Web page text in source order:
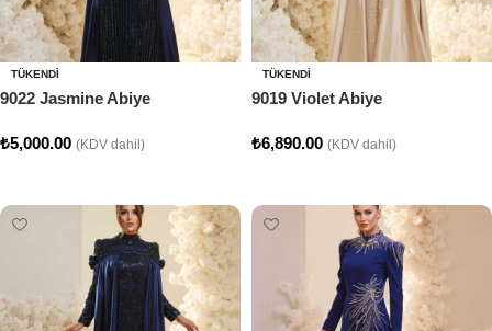
TÜKENDI
9022 Jasmine Abiye
₺5,000.00 (KDV dahil)
TÜKENDI
9019 Violet Abiye
₺6,890.00 (KDV dahil)